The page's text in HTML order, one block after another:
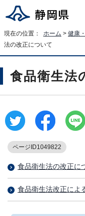
現在の位置： ホーム > 健康
法の改正について
食品衛生法
ページID1049822
食品衛生法の改正に
食品衛生法改正によ